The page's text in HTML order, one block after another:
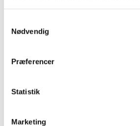
Nødvendig
Præferencer
Statistik
Marketing
Af Eva Bundgaard
Anna Kasprzak og Donnperignon har for
blandt verdens bedste
World Cuppen ved JBK Horse Shows i
3. pladsen gik til tyske Isabell Werth på